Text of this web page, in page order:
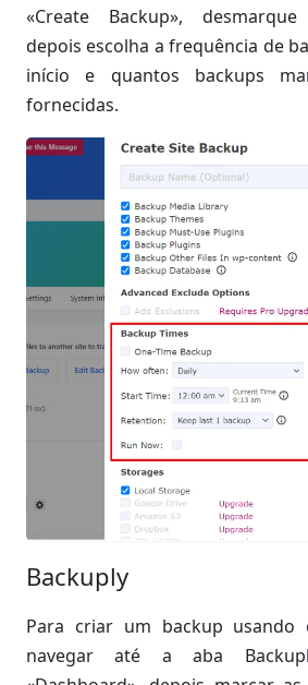
«Create Backup», desmarque
depois escolha a frequência de
início e quantos backups
fornecidas.
Backuply
Para criar um backup usando
navegar até a aba